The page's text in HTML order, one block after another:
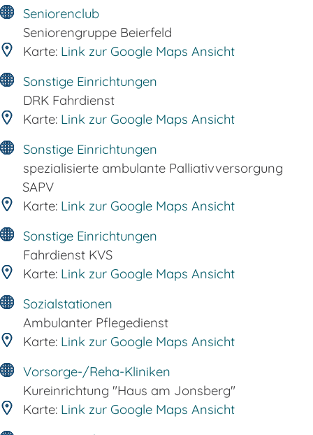
Seniorenclub
Seniorengruppe Beierfeld
Karte: Link zur Google Maps Ansicht
Sonstige Einrichtungen
DRK Fahrdienst
Karte: Link zur Google Maps Ansicht
Sonstige Einrichtungen
spezialisierte ambulante Palliativversorgung
SAPV
Karte: Link zur Google Maps Ansicht
Sonstige Einrichtungen
Fahrdienst KVS
Karte: Link zur Google Maps Ansicht
Sozialstationen
Ambulanter Pflegedienst
Karte: Link zur Google Maps Ansicht
Vorsorge-/Reha-Kliniken
Kureinrichtung "Haus am Jonsberg"
Karte: Link zur Google Maps Ansicht